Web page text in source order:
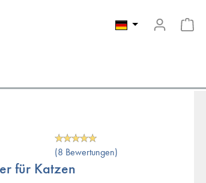
(8 Bewertungen)
für Katzen